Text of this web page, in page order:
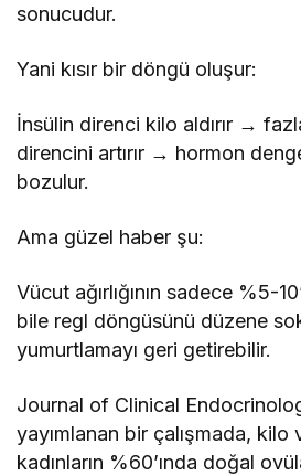
sonucudur.
Yani kısır bir döngü oluşur:
İnsülin direnci kilo aldırır →
direncini artırır → hormon
bozulur.
Ama güzel haber şu:
Vücut ağırlığının sadece %5-
bile regl döngüsünü düzene
yumurtlamayı geri getirebilir.
Journal of Clinical
yayımlanan bir çalışmada, kilo
kadınların %60’ında doğal